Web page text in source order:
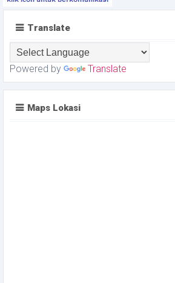
Translate
Powered by Translate
Maps Lokasi